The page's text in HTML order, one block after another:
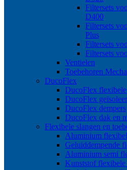
Filtersets
D400
Filtersets
Plus
Filtersets
Filtersets
Ventielen
Toebehoren
DucoFlex
DucoFlex
DucoFlex
DucoFlex dempers
DucoFlex dak en
Flexibele slangen en
Aluminium
Geluiddempende
Aluminium semi
Kunststof flexibele